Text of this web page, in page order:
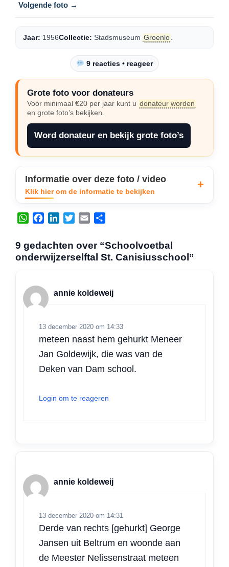
Volgende foto →
Jaar: 1956Collectie: Stadsmuseum Groenlo
9 reacties • reageer
Grote foto voor donateurs
Voor minimaal €20 per jaar kunt u donateur worden
en grote foto’s bekijken.
Word donateur en bekijk grote foto’s
Informatie over deze foto / video
Klik hier om de informatie te bekijken
W
t
s
p
p
e
b
k
k
e
n
t
i
l
l
e
n
9 gedachten over “Schoolvoetbal
onderwijzerselftal St. Canisiusschool”
annie koldeweij
13 december 2020 om 14:33
meteen naast hem gehurkt Meneer
Jan Goldewijk, die was van de
Deken van Dam school.
Login om te reageren
annie koldeweij
13 december 2020 om 14:31
Derde van rechts [gehurkt] George
Jansen uit Beltrum en woonde aan
de Meester Nelissenstraat meteen